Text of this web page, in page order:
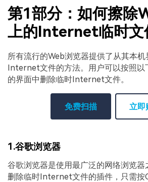
第1部分：如何擦除
上的Internet临时文
所有流行的Web浏览器提供了从其本
Internet文件的方法。用户可以按照以
的界面中删除临时Internet文件。
免费扫描 立即
1.谷歌浏览器
谷歌浏览器是使用最广泛的网络浏览器
删除临时Internet文件的插件，只需